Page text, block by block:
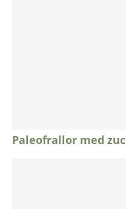
Paleofrallor med